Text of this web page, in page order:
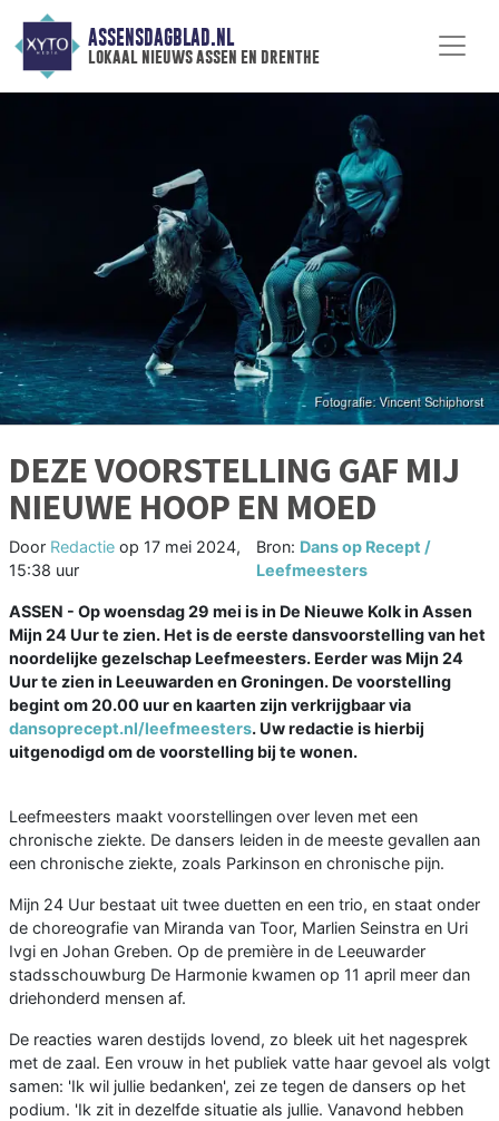
ASSENSDAGBLAD.NL
lokaal nieuws assen en drenthe
DEZE VOORSTELLING GAF MIJ
NIEUWE HOOP EN MOED
Door Redactie op 17 mei 2024,
15:38 uur
Bron: Dans op Recept /
Leefmeesters
ASSEN - Op woensdag 29 mei is in De Nieuwe Kolk in Assen
Mijn 24 Uur te zien. Het is de eerste dansvoorstelling van het
noordelijke gezelschap Leefmeesters. Eerder was Mijn 24
Uur te zien in Leeuwarden en Groningen. De voorstelling
begint om 20.00 uur en kaarten zijn verkrijgbaar via
dansoprecept.nl/leefmeesters. Uw redactie is hierbij
uitgenodigd om de voorstelling bij te wonen.
Leefmeesters maakt voorstellingen over leven met een
chronische ziekte. De dansers leiden in de meeste gevallen aan
een chronische ziekte, zoals Parkinson en chronische pijn.
Mijn 24 Uur bestaat uit twee duetten en een trio, en staat onder
de choreografie van Miranda van Toor, Marlien Seinstra en Uri
Ivgi en Johan Greben. Op de première in de Leeuwarder
stadsschouwburg De Harmonie kwamen op 11 april meer dan
driehonderd mensen af.
De reacties waren destijds lovend, zo bleek uit het nagesprek
met de zaal. Een vrouw in het publiek vatte haar gevoel als volgt
samen: 'Ik wil jullie bedanken', zei ze tegen de dansers op het
podium. 'Ik zit in dezelfde situatie als jullie. Vanavond hebben